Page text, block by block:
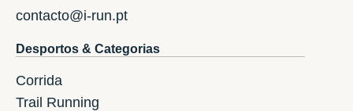
contacto@i-run.pt
Desportos & Categorias
Corrida
Trail Running